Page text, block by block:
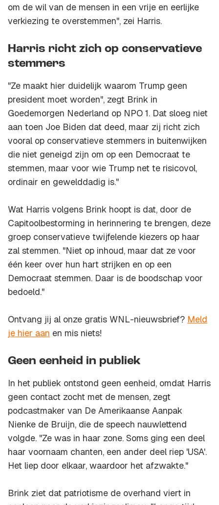
om de wil van de mensen in een vrije en eerlijke
verkiezing te overstemmen", zei Harris.
Harris richt zich op conservatieve
stemmers
"Ze maakt hier duidelijk waarom Trump geen
president moet worden", zegt Brink in
Goedemorgen Nederland op NPO 1. Dat sloeg niet
aan toen Joe Biden dat deed, maar zij richt zich
vooral op conservatieve stemmers in buitenwijken
die niet geneigd zijn om op een Democraat te
stemmen, maar voor wie Trump net te risicovol,
ordinair en gewelddadig is."
Wat Harris volgens Brink hoopt is dat, door de
Capitoolbestorming in herinnering te brengen, deze
groep conservatieve twijfelende kiezers op haar
zal stemmen. "Niet op inhoud, maar dat ze voor
één keer over hun hart strijken en op een
Democraat stemmen. Daar is de boodschap voor
bedoeld."
Ontvang jij al onze gratis WNL-nieuwsbrief? Meld
je hier aan en mis niets!
Geen eenheid in publiek
In het publiek ontstond geen eenheid, omdat Harris
geen contact zocht met de mensen, zegt
podcastmaker van De Amerikaanse Aanpak
Nienke de Bruijn, die de speech nauwlettend
volgde. "Ze was in haar zone. Soms ging een deel
haar voornaam chanten, een ander deel riep 'USA'.
Het liep door elkaar, waardoor het afzwakte."
Brink ziet dat patriotisme de overhand viert in